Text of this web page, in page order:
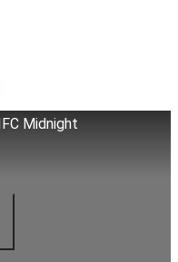
Midnight